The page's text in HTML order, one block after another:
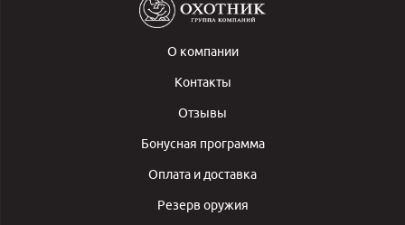
О компании
Контакты
Отзывы
Бонусная программа
Оплата и доставка
Резерв оружия